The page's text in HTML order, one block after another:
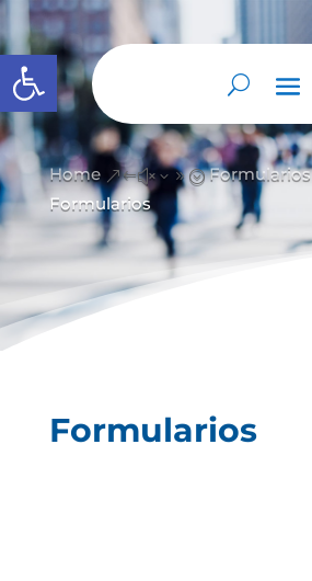
Abrir barra de herramientas
Home &#x39; Formularios
Formularios
Formularios